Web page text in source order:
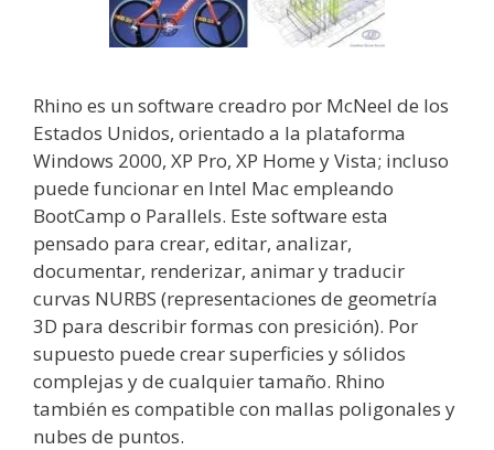
Rhino es un software creadro por McNeel de los
Estados Unidos, orientado a la plataforma
Windows 2000, XP Pro, XP Home y Vista; incluso
puede funcionar en Intel Mac empleando
BootCamp o Parallels. Este software esta
pensado para crear, editar, analizar,
documentar, renderizar, animar y traducir
curvas NURBS (representaciones de geometría
3D para describir formas con presición). Por
supuesto puede crear superficies y sólidos
complejas y de cualquier tamaño. Rhino
también es compatible con mallas poligonales y
nubes de puntos.